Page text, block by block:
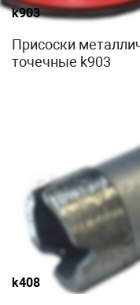
k903
Присоски
точечные k903
k408